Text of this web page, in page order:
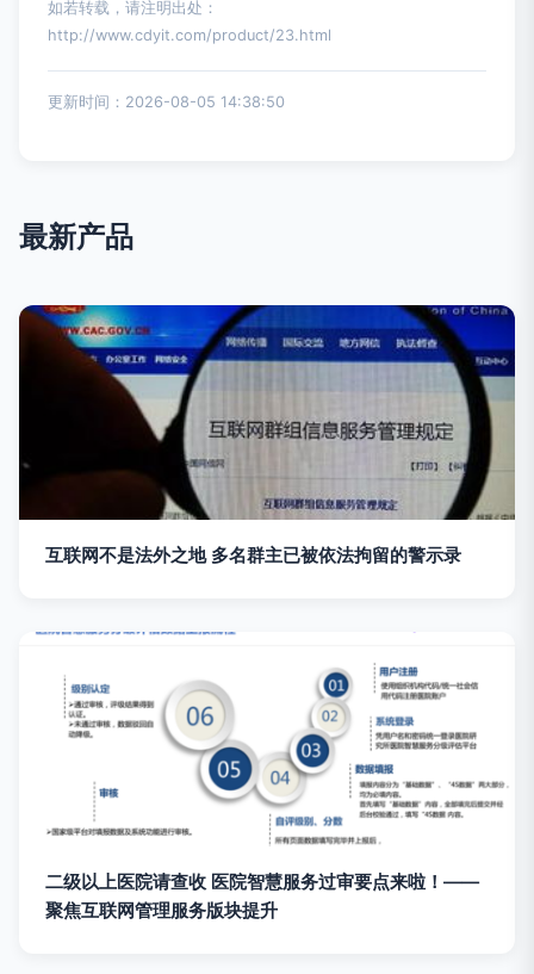
如若转载，请注明出处：
http://www.cdyit.com/product/23.html
更新时间：2026-08-05 14:38:50
最新产品
互联网不是法外之地 多名群主已被依法拘留的警示录
二级以上医院请查收 医院智慧服务过审要点来啦！——
聚焦互联网管理服务版块提升